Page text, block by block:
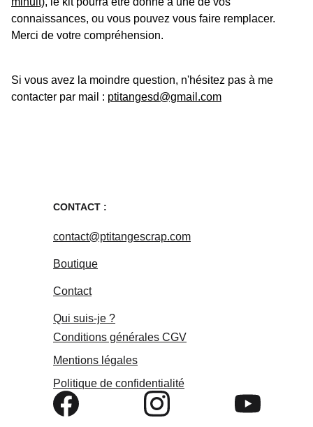
connaissances, ou vous pouvez vous faire remplacer.
Merci de votre compréhension.
Si vous avez la moindre question, n'hésitez pas à me
contacter par mail : ptitangesd@gmail.com
CONTACT :
contact@ptitangescrap.com
Conditions générales CGV
Mentions légales
Politique de confidentialité
Boutique
Contact
Qui suis-je ?